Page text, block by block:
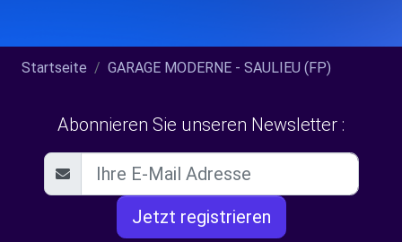
Startseite GARAGE MODERNE - SAULIEU (FP)
Abonnieren Sie unseren Newsletter :
Jetzt registrieren